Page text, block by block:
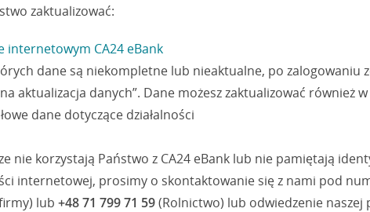
zaktualizować:
internetowym CA24 eBank
dane są niekompletne lub nieaktualne, po zalogowaniu
aktualizacja danych”. Dane możesz zaktualizować również
dane dotyczące działalności
nie korzystają Państwo z CA24 eBank lub nie pamiętają
internetowej, prosimy o skontaktowanie się z nami pod
lub +48 71 799 71 59(Rolnictwo) lub odwiedzenie naszej